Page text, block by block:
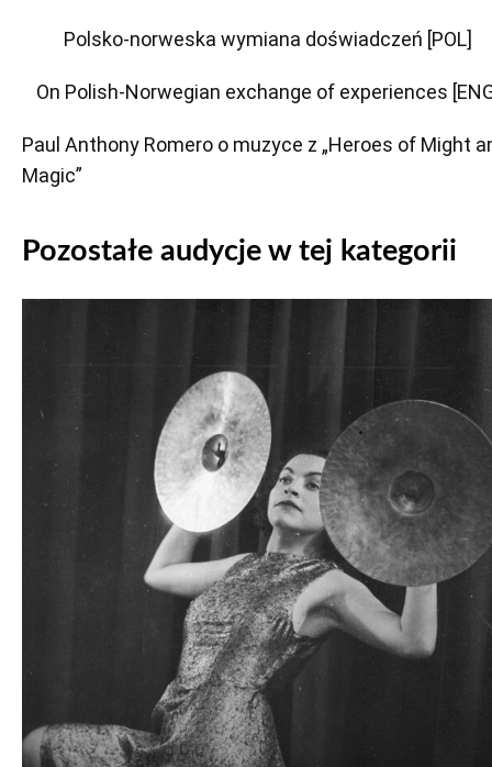
Polsko-norweska wymiana doświadczeń [POL]
On Polish-Norwegian exchange of experiences
Paul Anthony Romero o muzyce z „Heroes of Might
Magic”
Pozostałe audycje w tej kategorii